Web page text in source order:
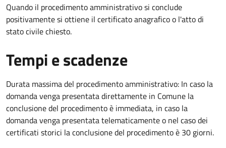
Quando il procedimento amministrativo si conclude
positivamente si ottiene il certificato anagrafico o l'atto di
stato civile chiesto.
Tempi e scadenze
Durata massima del procedimento amministrativo: In caso la
domanda venga presentata direttamente in Comune la
conclusione del procedimento è immediata, in caso la
domanda venga presentata telematicamente o nel caso dei
certificati storici la conclusione del procedimento è 30 giorni.